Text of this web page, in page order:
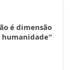
é dimensão